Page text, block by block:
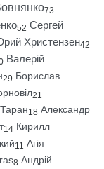
73
52 Сергей
Христензен42
Валерій
29 Борислав
21
Таран18 Александр
14 Кирилл
11 Агія
8 Андрій